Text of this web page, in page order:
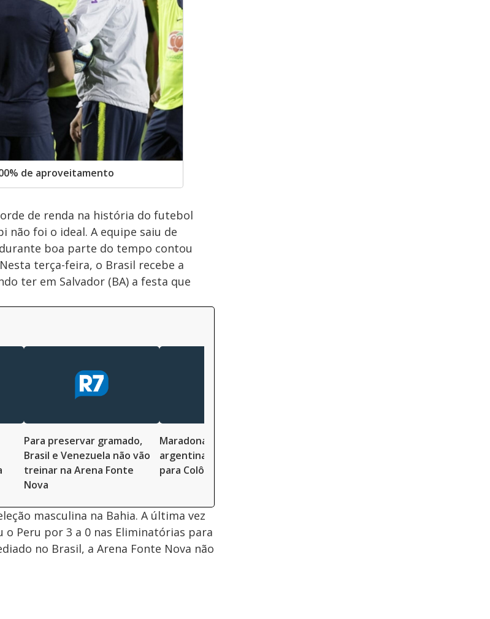
de aproveitamento
de renda na história do futebol
não foi o ideal. A equipe saiu de
boa parte do tempo contou
terça-feira, o Brasil recebe a
ter em Salvador (BA) a festa que
Para preservar gramado,
Brasil e Venezuela não vão
treinar na Arena Fonte
Nova
Maradona detona seleção
argentina após derrota
para Colômbia
masculina na Bahia. A última vez
o Peru por 3 a 0 nas Eliminatórias para
no Brasil, a Arena Fonte Nova não